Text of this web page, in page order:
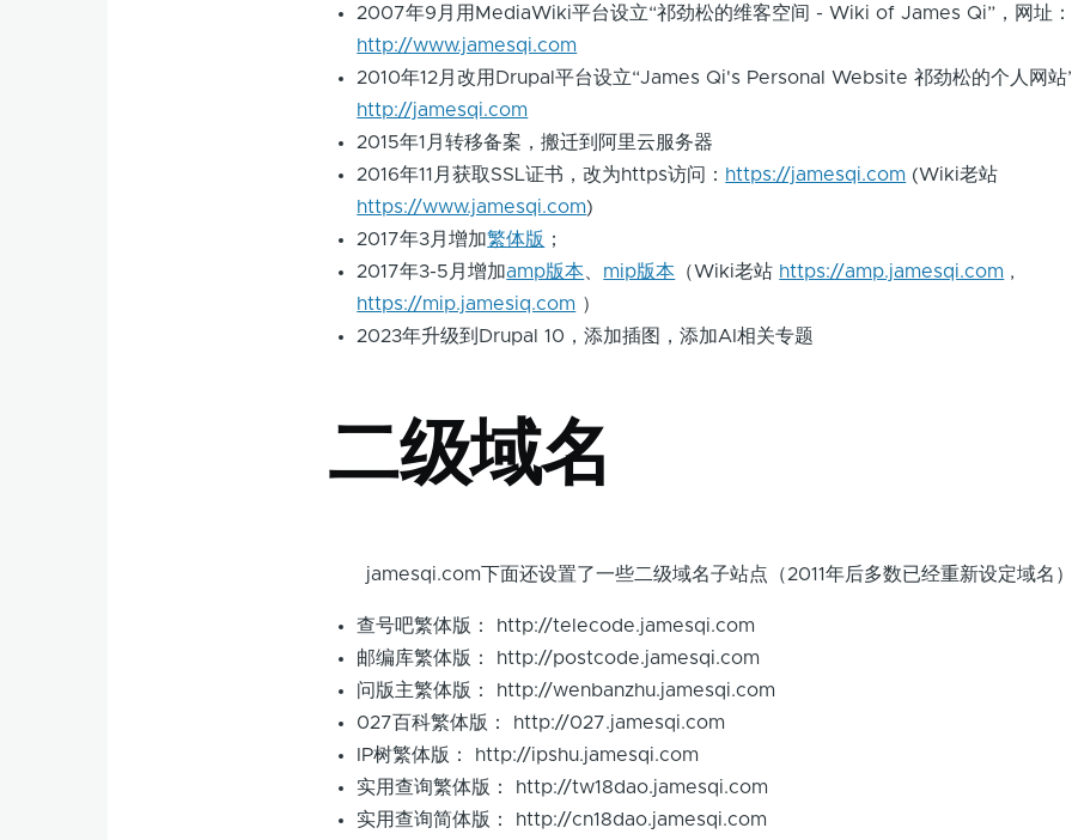
2007年9月用MediaWiki平台设立“祁劲松的维客空间 - Wiki of James Qi”，网址：
http://www.jamesqi.com
2010年12月改用Drupal平台设立“James Qi's Personal Website 祁劲松的个人网站”
http://jamesqi.com
2015年1月转移备案，搬迁到阿里云服务器
2016年11月获取SSL证书，改为https访问： https://jamesqi.com (Wiki老站
https://www.jamesqi.com)
2017年3月增加繁体版 ；
2017年3-5月增加amp版本、 mip版本 （Wiki老站 https://amp.jamesqi.com ,
https://mip.jamesiq.com ）
2023年升级到Drupal 10，添加插图，添加AI相关专题
二级域名
jamesqi.com下面还设置了一些二级域名子站点（2011年后多数已经重新设定域名）
查号吧繁体版： http://telecode.jamesqi.com
邮编库繁体版： http://postcode.jamesqi.com
问版主繁体版： http://wenbanzhu.jamesqi.com
027百科繁体版： http://027.jamesqi.com
IP树繁体版： http://ipshu.jamesqi.com
实用查询繁体版： http://tw18dao.jamesqi.com
实用查询简体版： http://cn18dao.jamesqi.com